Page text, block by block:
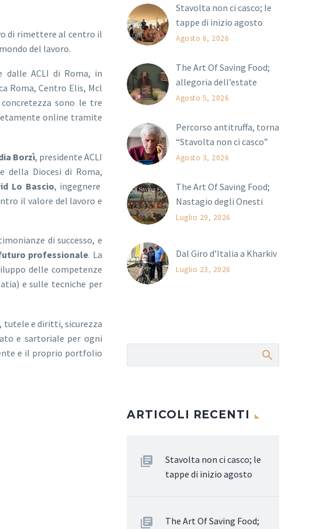
di rimettere al centro il
del lavoro.
dalle ACLI di Roma, in
Roma, Centro Elis, Mcl
sono le tre
online tramite
Borzì, presidente ACLI
della Diocesi di Roma,
Lo Bascio, ingegnere
il valore del lavoro e
di successo, e
professionale. La
delle competenze
e sulle tecniche per
tutele e diritti, sicurezza
e sartoriale per ogni
e il proprio portfolio
Stavolta non ci casco; le
tappe di inizio agosto
Agosto 6, 2026
The Art Of Saving Food;
allegoria dell’estate
Agosto 5, 2026
Percorso antitruffa, torna
“Stavolta non ci casco”
Agosto 3, 2026
The Art Of Saving Food;
Nastagio degli Onesti
Luglio 29, 2026
Dal Giro d’Italia a Kharkiv
Luglio 23, 2026
ARTICOLI RECENTI
Stavolta non ci casco; le
tappe di inizio agosto
The Art Of Saving Food;